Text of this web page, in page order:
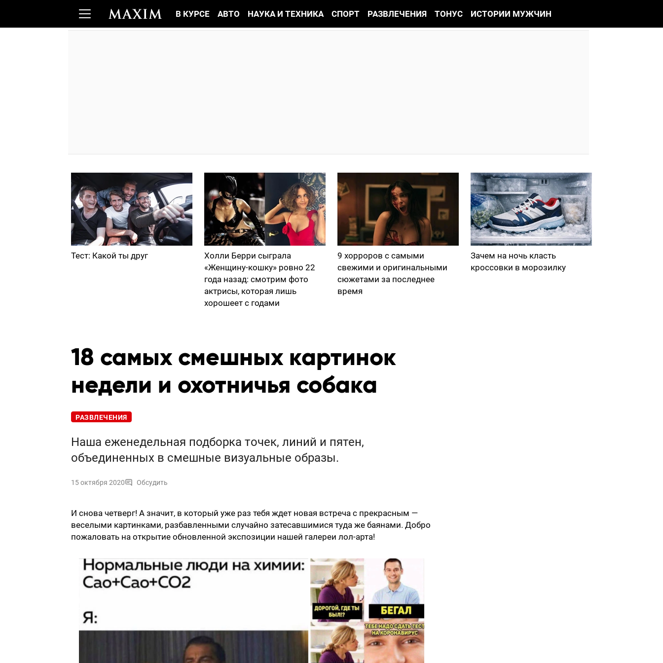
В КУРСЕ АВТО НАУКА И ТЕХНИКА СПОРТ РАЗВЛЕЧЕНИЯ ТОНУС ИСТОРИИ МУЖЧИН
Тест: Какой ты друг
Холли Берри сыграла
«Женщину-кошку» ровно 22
года назад: смотрим фото
актрисы, которая лишь
хорошеет с годами
9 хорроров с самыми
свежими и оригинальными
сюжетами за последнее
время
Зачем на ночь класть
кроссовки в морозилку
18 самых смешных картинок
недели и охотничья собака
РАЗВЛЕЧЕНИЯ
Наша еженедельная подборка точек, линий и пятен,
объединенных в смешные визуальные образы.
15 октября 2020 Обсудить
И снова четверг! А значит, в который уже раз тебя ждет новая встреча с прекрасным —
веселыми картинками, разбавленными случайно затесавшимися туда же баянами. Добро
пожаловать на открытие обновленной экспозиции нашей галереи лол-арта!